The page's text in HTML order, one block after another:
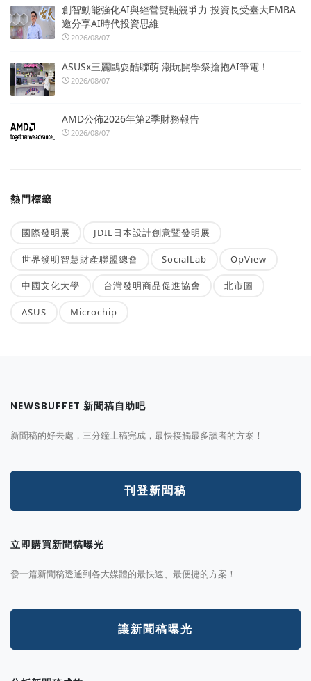
創智動能強化AI與經營雙軸競爭力 投資長受臺大EMBA
邀分享AI時代投資思維
2026/08/07
ASUSx三麗鷗耍酷聯萌 潮玩開學祭搶抱AI筆電！
2026/08/07
AMD公佈2026年第2季財務報告
2026/08/07
熱門標籤
國際發明展 JDIE日本設計創意暨發明展
世界發明智慧財產聯盟總會 SocialLab OpView
中國文化大學 台灣發明商品促進協會 北市圖
ASUS Microchip
NEWSBUFFET 新聞稿自助吧
新聞稿的好去處，三分鐘上稿完成，最快接觸最多讀者的方案！
刊登新聞稿
立即購買新聞稿曝光
發一篇新聞稿透通到各大媒體的最快速、最便捷的方案！
讓新聞稿曝光